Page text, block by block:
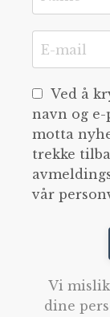
Ved å
navn og
motta
trekke
vår
Vi
dine